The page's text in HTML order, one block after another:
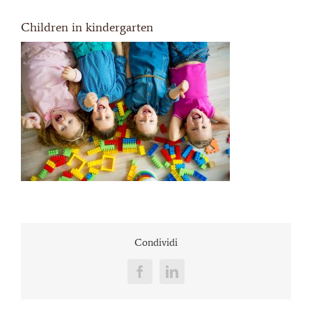
Children in kindergarten
Condividi
FacebookLinkedIn